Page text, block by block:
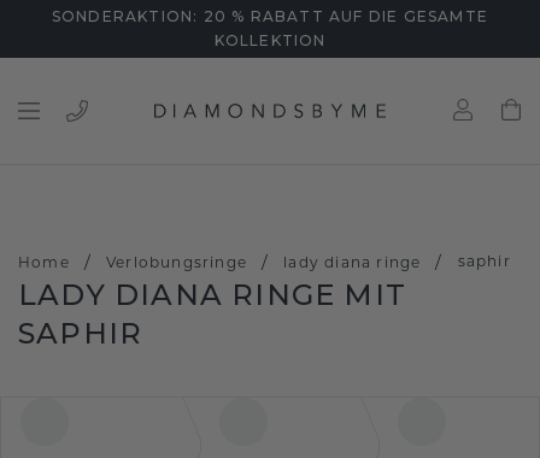
SONDERAKTION: 20 % RABATT AUF DIE GESAMTE
KOLLEKTION
Home / Verlobungsringe / lady diana ringe / saphir
LADY DIANA RINGE MIT
SAPHIR